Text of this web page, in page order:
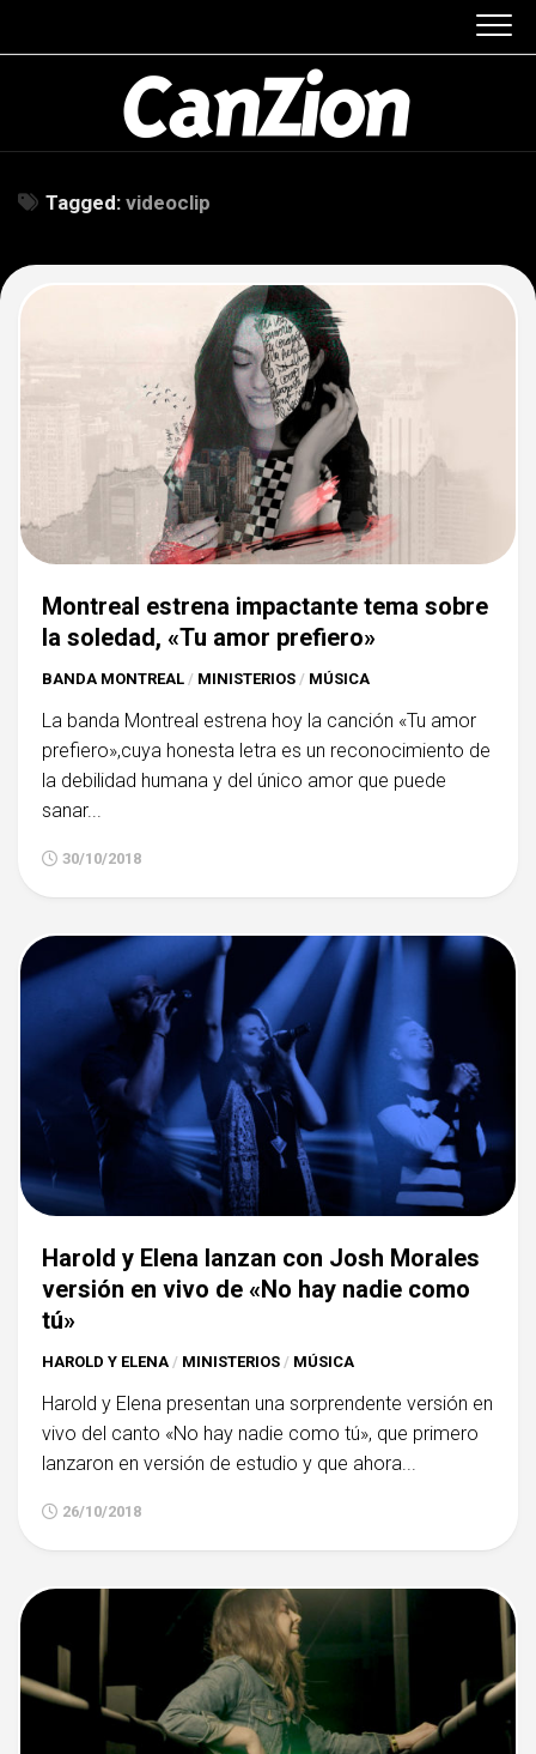
Tagged: videoclip
Montreal estrena impactante tema sobre
la soledad, «Tu amor prefiero»
BANDA MONTREAL / MINISTERIOS / MÚSICA
La banda Montreal estrena hoy la canción «Tu amor
prefiero»,cuya honesta letra es un reconocimiento de
la debilidad humana y del único amor que puede
sanar...
30/10/2018
Harold y Elena lanzan con Josh Morales
versión en vivo de «No hay nadie como
tú»
HAROLD Y ELENA / MINISTERIOS / MÚSICA
Harold y Elena presentan una sorprendente versión en
vivo del canto «No hay nadie como tú», que primero
lanzaron en versión de estudio y que ahora...
26/10/2018